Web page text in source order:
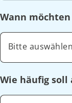
Wann
Bitte auswählen
Wie häufig soll